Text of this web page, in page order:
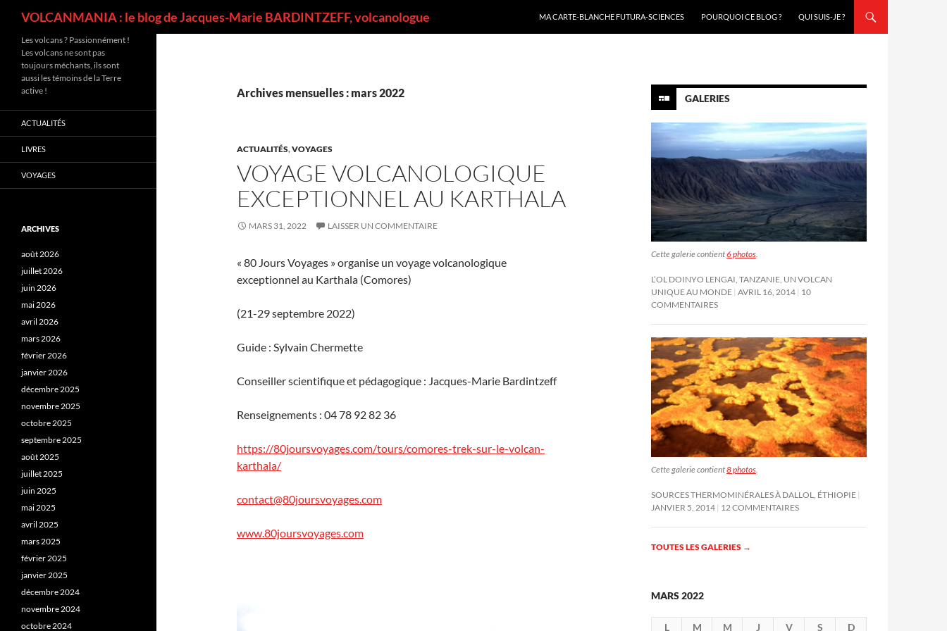
VOLCANMANIA : le blog de Jacques-Marie BARDINTZEFF, volcanologue
MA CARTE-BLANCHE FUTURA-SCIENCES
POURQUOI CE BLOG ? QUI SUIS-JE ?
Archives mensuelles : mars 2022
ACTUALITÉS,VOYAGES
VOYAGE VOLCANOLOGIQUE
EXCEPTIONNEL AU KARTHALA
MARS 31, 2022 LAISSER UN COMMENTAIRE
« 80 Jours Voyages » organise un voyage volcanologique
exceptionnel au Karthala (Comores)
(21-29 septembre 2022)
Guide : Sylvain Chermette
Conseiller scientifique et pédagogique : Jacques-Marie Bardintzeff
Renseignements : 04 78 92 82 36
https://80joursvoyages.com/tours/comores-trek-sur-le-volcan-
karthala/
contact@80joursvoyages.com
www.80joursvoyages.com
GALERIES
Cette galerie contient6 photos.
L’OL DOINYO LENGAI, TANZANIE, UN VOLCAN
UNIQUE AU MONDE AVRIL 16, 2014 10
COMMENTAIRES
Cette galerie contient8 photos
SOURCES THERMOMINÉRALES À DALLOL, ÉTHIOPIE
JANVIER 5, 2014 12 COMMENTAIRES
TOUTES LES GALERIES →
MARS 2022
L M M J V S
D
Les volcans ? Passionnément !
Les volcans ne sont pas
toujours méchants, ils sont
aussi les témoins de la Terre
active !
ACTUALITÉS
LIVRES
VOYAGES
ARCHIVES
août 2026
juillet 2026
juin 2026
mai 2026
avril 2026
mars 2026
février 2026
janvier 2026
décembre 2025
novembre 2025
octobre 2025
septembre 2025
août 2025
juillet 2025
juin 2025
mai 2025
avril 2025
mars 2025
février 2025
janvier 2025
décembre 2024
novembre 2024
octobre 2024